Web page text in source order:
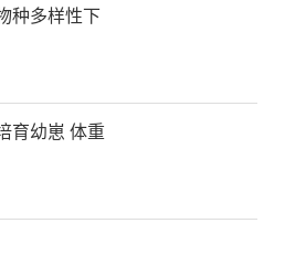
种多样性下
育幼崽 体重